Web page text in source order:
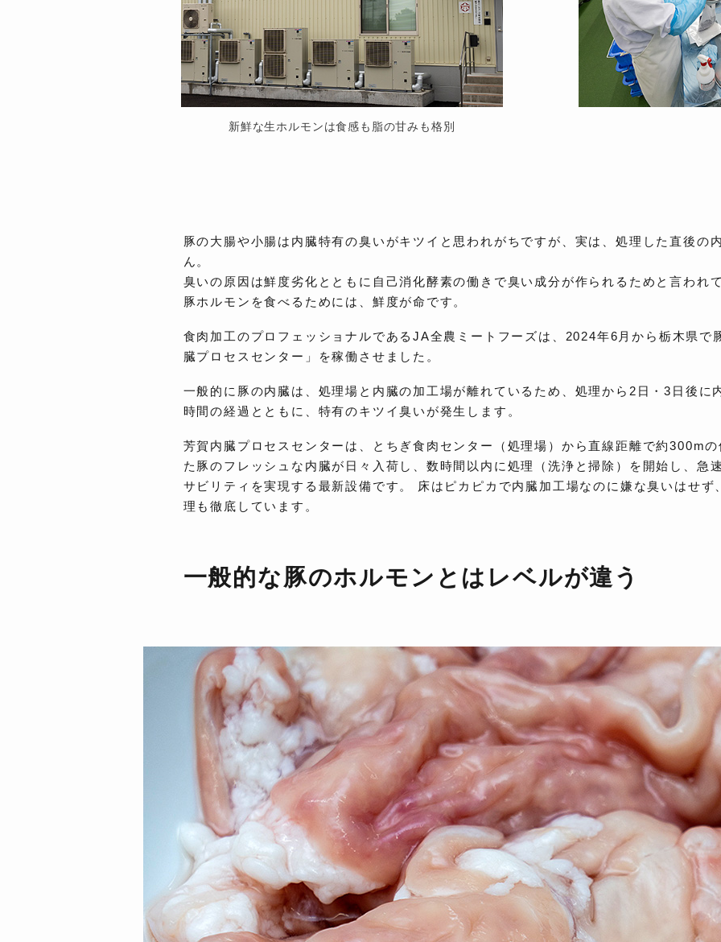
新鮮な生ホルモンは食感も脂の甘みも格別
豚の大腸や小腸は内臓特有の臭いがキツイと思われがちですが、実は、処理した直後の
ん。
臭いの原因は鮮度劣化とともに自己消化酵素の働きで臭い成分が作られるためと言われ
豚ホルモンを食べるためには、鮮度が命です。
食肉加工のプロフェッショナルであるJA全農ミートフーズは、2024年6月から栃木県で
臓プロセスセンター」を稼働させました。
一般的に豚の内臓は、処理場と内臓の加工場が離れているため、処理から2日・3日後に
時間の経過とともに、特有のキツイ臭いが発生します。
芳賀内臓プロセスセンターは、とちぎ食肉センター（処理場）から直線距離で約300m
た豚のフレッシュな内臓が日々入荷し、数時間以内に処理（洗浄と掃除）を開始し、急
サビリティを実現する最新設備です。 床はピカピカで内臓加工場なのに嫌な臭いはせ
理も徹底しています。
一般的な豚のホルモンとは レベルが違う